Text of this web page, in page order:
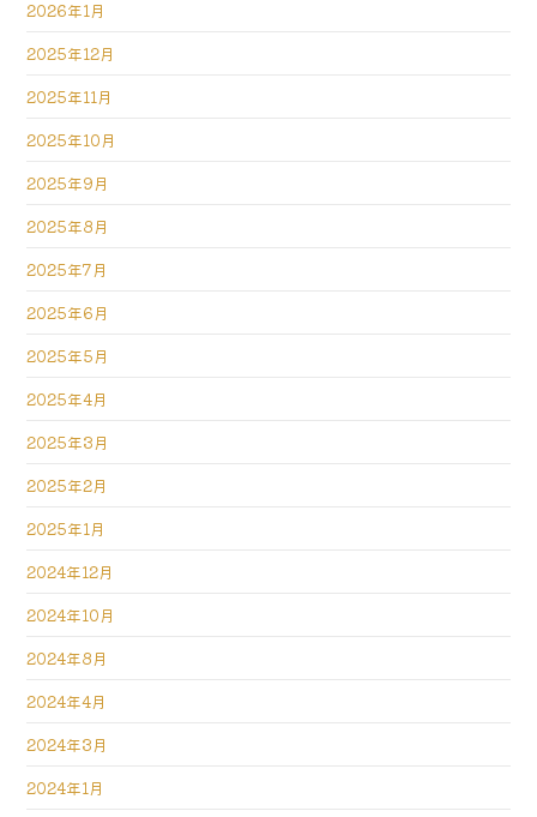
2026年1月
2025年12月
2025年11月
2025年10月
2025年9月
2025年8月
2025年7月
2025年6月
2025年5月
2025年4月
2025年3月
2025年2月
2025年1月
2024年12月
2024年10月
2024年8月
2024年4月
2024年3月
2024年1月